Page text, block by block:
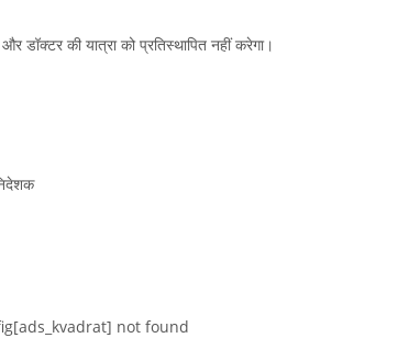
डॉक्टर की यात्रा को प्रतिस्थापित नहीं करेगा।
not found